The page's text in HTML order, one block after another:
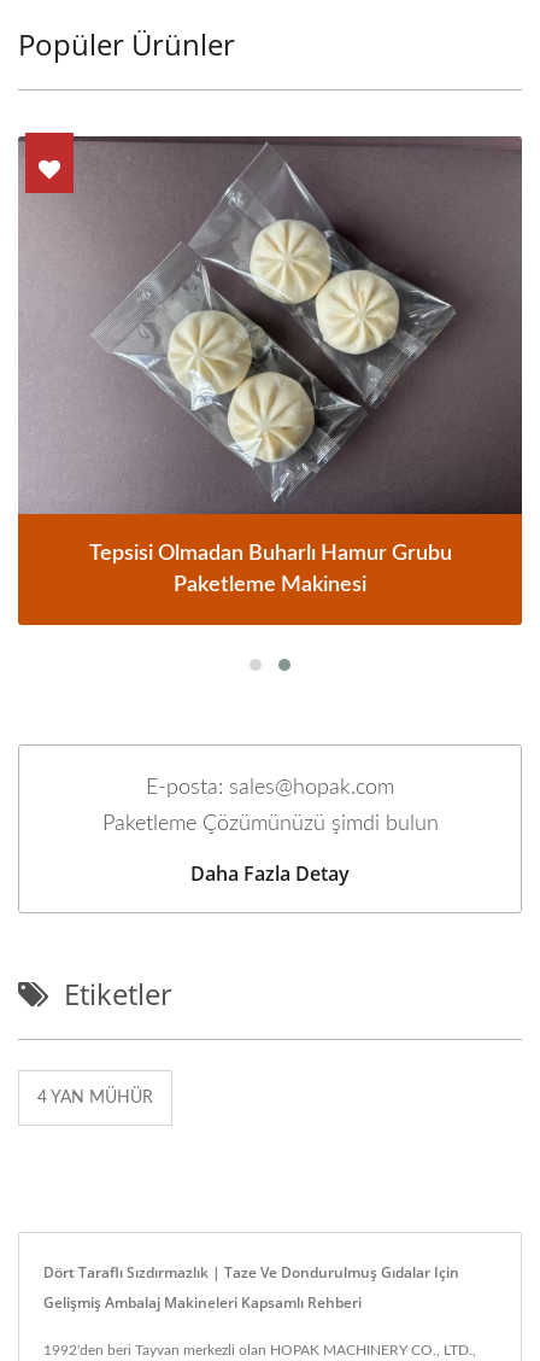
Popüler Ürünler
Tepsisi Olmadan Buharlı Hamur Grubu
Paketleme Makinesi
E-posta: sales@hopak.com
Paketleme Çözümünüzü şimdi bulun
Daha Fazla Detay
Etiketler
4 YAN MÜHÜR
Dört Taraflı Sızdırmazlık | Taze Ve Dondurulmuş Gıdalar Için
Gelişmiş Ambalaj Makineleri Kapsamlı Rehberi
1992'den beri Tayvan merkezli olan HOPAK MACHINERY CO., LTD.,